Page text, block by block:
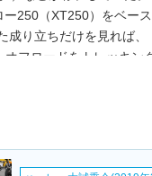
250（XT250）をベー
成り立ちだけを見れば
フロードをトレッキン
トに開発された